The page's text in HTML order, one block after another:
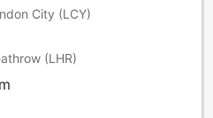
City (LCY)
(LHR)